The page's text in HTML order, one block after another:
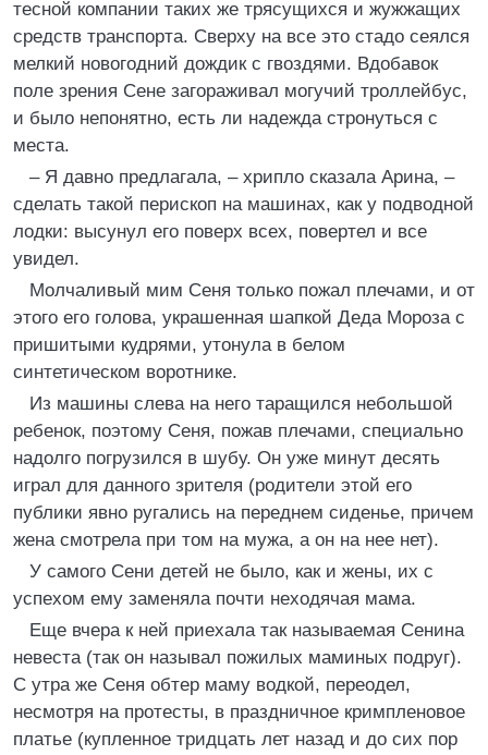
тесной компании таких же трясущихся и жужжащих
средств транспорта. Сверху на все это стадо сеялся
мелкий новогодний дождик с гвоздями. Вдобавок
поле зрения Сене загораживал могучий троллейбус,
и было непонятно, есть ли надежда стронуться с
места.
– Я давно предлагала, – хрипло сказала Арина, –
сделать такой перископ на машинах, как у подводной
лодки: высунул его поверх всех, повертел и все
увидел.
Молчаливый мим Сеня только пожал плечами, и от
этого его голова, украшенная шапкой Деда Мороза с
пришитыми кудрями, утонула в белом
синтетическом воротнике.
Из машины слева на него таращился небольшой
ребенок, поэтому Сеня, пожав плечами, специально
надолго погрузился в шубу. Он уже минут десять
играл для данного зрителя (родители этой его
публики явно ругались на переднем сиденье, причем
жена смотрела при том на мужа, а он на нее нет).
У самого Сени детей не было, как и жены, их с
успехом ему заменяла почти неходячая мама.
Еще вчера к ней приехала так называемая Сенина
невеста (так он называл пожилых маминых подруг).
С утра же Сеня обтер маму водкой, переодел,
несмотря на протесты, в праздничное кримпленовое
платье (купленное тридцать лет назад и до сих пор